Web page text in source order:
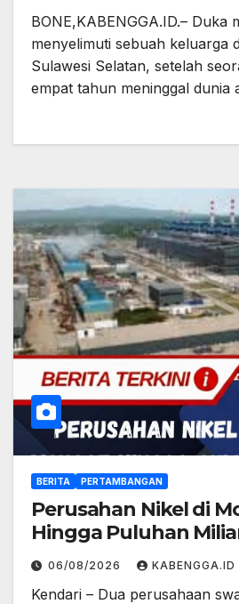
BONE,KABENGGA.ID.– Duka
menyelimuti sebuah keluarga
Sulawesi Selatan, setelah
empat tahun meninggal dunia
BERITA PERTAMBANGAN
Perusahan Nikel di
Hingga Puluhan
06/08/2026 KABENGGA.ID
Kendari – Dua perusahaan